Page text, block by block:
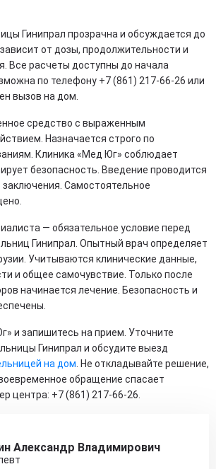
Гинипрал прозрачна и обсуждается до
от дозы, продолжительности и
Все расчеты доступны до начала
по телефону +7 (861) 217-66-26 или
вызов на дом.
средство с выраженным
Назначается строго по
Клиника «Мед Юг» соблюдает
безопасность. Введение проводится
заключения. Самостоятельное
— обязательное условие перед
Гинипрал. Опытный врач определяет
Учитываются клинические данные,
и общее самочувствие. Только после
начинается лечение. Безопасность и
и запишитесь на прием. Уточните
Гинипрал и обсудите выезд
на дом . Не откладывайте решение,
обращение спасает
центра: +7 (861) 217-66-26.
Александр Владимирович